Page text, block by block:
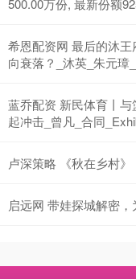
500.00万份, 最新份额
希恩配资网 最后的沐
向衰落？_沐英_朱元璋
蓝乔配资 新民体育丨
起冲击_曾凡_合同
卢深策略 《秋在乡村》
启远网 带娃探城解密，